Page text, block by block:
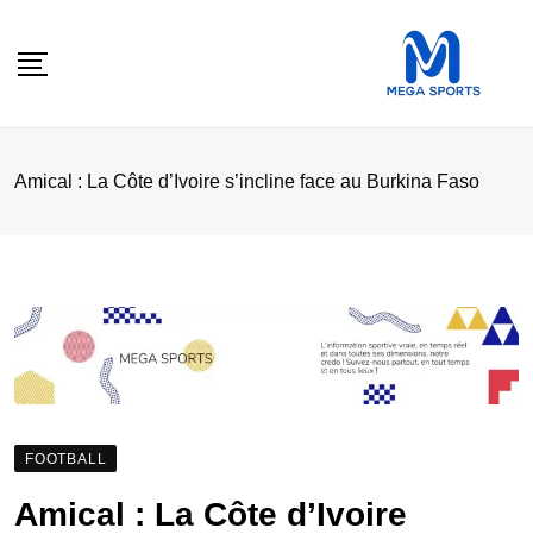
Amical : La Côte d’Ivoire s’incline face au Burkina Faso
FOOTBALL
Amical : La Côte d’Ivoire